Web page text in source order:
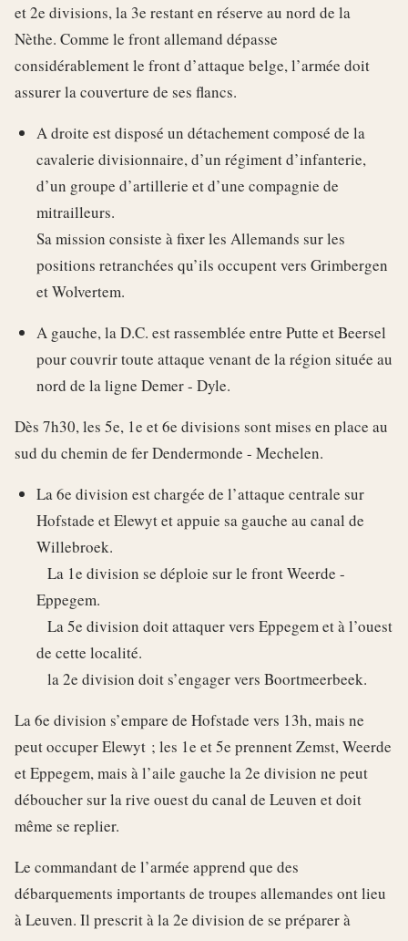
et 2e divisions, la 3e restant en réserve au nord de la
Nèthe. Comme le front allemand dépasse
considérablement le front d’attaque belge, l’armée doit
assurer la couverture de ses flancs.
A droite est disposé un détachement composé de la
cavalerie divisionnaire, d’un régiment d’infanterie,
d’un groupe d’artillerie et d’une compagnie de
mitrailleurs.
Sa mission consiste à fixer les Allemands sur les
positions retranchées qu’ils occupent vers Grimbergen
et Wolvertem.
A gauche, la D.C. est rassemblée entre Putte et Beersel
pour couvrir toute attaque venant de la région située au
nord de la ligne Demer - Dyle.
Dès 7h30, les 5e, 1e et 6e divisions sont mises en place au
sud du chemin de fer Dendermonde - Mechelen.
La 6e division est chargée de l’attaque centrale sur
Hofstade et Elewyt et appuie sa gauche au canal de
Willebroek.
La 1e division se déploie sur le front Weerde -
Eppegem.
La 5e division doit attaquer vers Eppegem et à l’ouest
de cette localité.
la 2e division doit s’engager vers Boortmeerbeek.
La 6e division s’empare de Hofstade vers 13h, mais ne
peut occuper Elewyt ; les 1e et 5e prennent Zemst, Weerde
et Eppegem, mais à l’aile gauche la 2e division ne peut
déboucher sur la rive ouest du canal de Leuven et doit
même se replier.
Le commandant de l’armée apprend que des
débarquements importants de troupes allemandes ont lieu
à Leuven. Il prescrit à la 2e division de se préparer à